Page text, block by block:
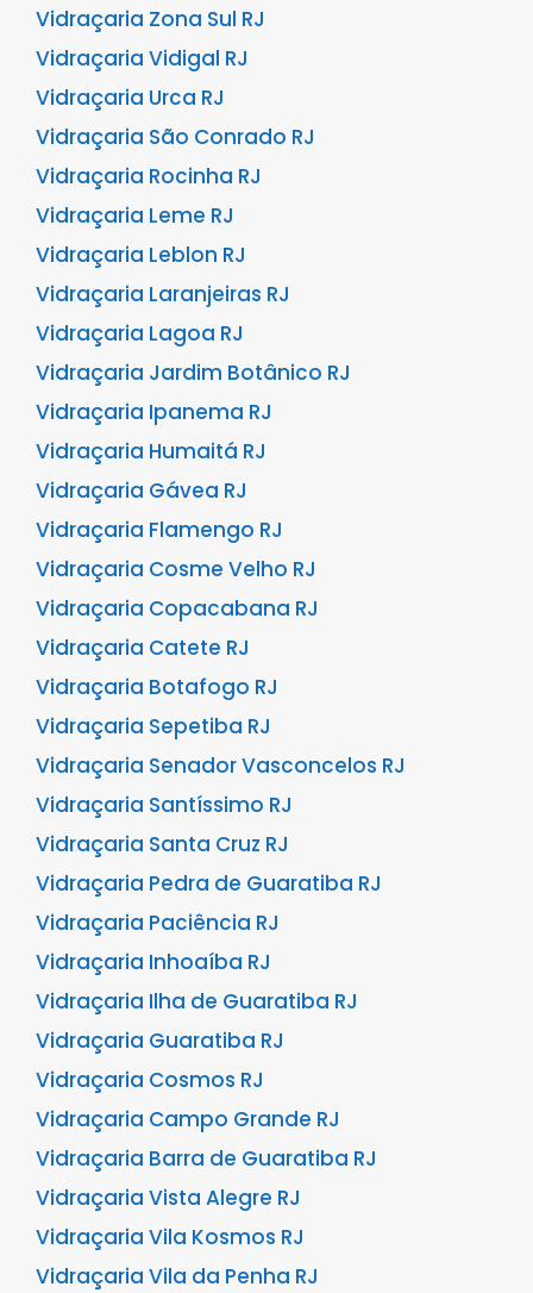
Vidraçaria Zona Sul RJ
Vidraçaria Vidigal RJ
Vidraçaria Urca RJ
Vidraçaria São Conrado RJ
Vidraçaria Rocinha RJ
Vidraçaria Leme RJ
Vidraçaria Leblon RJ
Vidraçaria Laranjeiras RJ
Vidraçaria Lagoa RJ
Vidraçaria Jardim Botânico RJ
Vidraçaria Ipanema RJ
Vidraçaria Humaitá RJ
Vidraçaria Gávea RJ
Vidraçaria Flamengo RJ
Vidraçaria Cosme Velho RJ
Vidraçaria Copacabana RJ
Vidraçaria Catete RJ
Vidraçaria Botafogo RJ
Vidraçaria Sepetiba RJ
Vidraçaria Senador Vasconcelos RJ
Vidraçaria Santíssimo RJ
Vidraçaria Santa Cruz RJ
Vidraçaria Pedra de Guaratiba RJ
Vidraçaria Paciência RJ
Vidraçaria Inhoaíba RJ
Vidraçaria Ilha de Guaratiba RJ
Vidraçaria Guaratiba RJ
Vidraçaria Cosmos RJ
Vidraçaria Campo Grande RJ
Vidraçaria Barra de Guaratiba RJ
Vidraçaria Vista Alegre RJ
Vidraçaria Vila Kosmos RJ
Vidraçaria Vila da Penha RJ